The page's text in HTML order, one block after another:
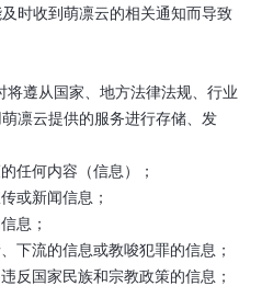
时收到萌凛云的相关通知而导致
将遵从国家、地方法律法规、行业
凛云提供的服务进行存储、发
任何内容（信息）；
或新闻信息；
息；
下流的信息或教唆犯罪的信息；
反国家民族和宗教政策的信息；